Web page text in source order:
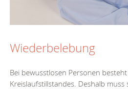
Wiederbelebung
Bei bewusstlosen Personen
Kreislaufstillstandes. Deshalb muss